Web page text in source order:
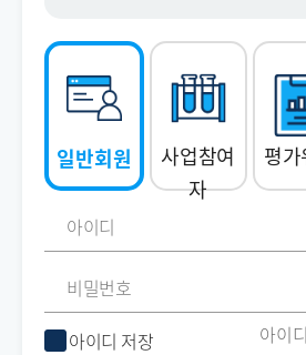
일반회원
사업참여
자
평
아이디 저장 아이